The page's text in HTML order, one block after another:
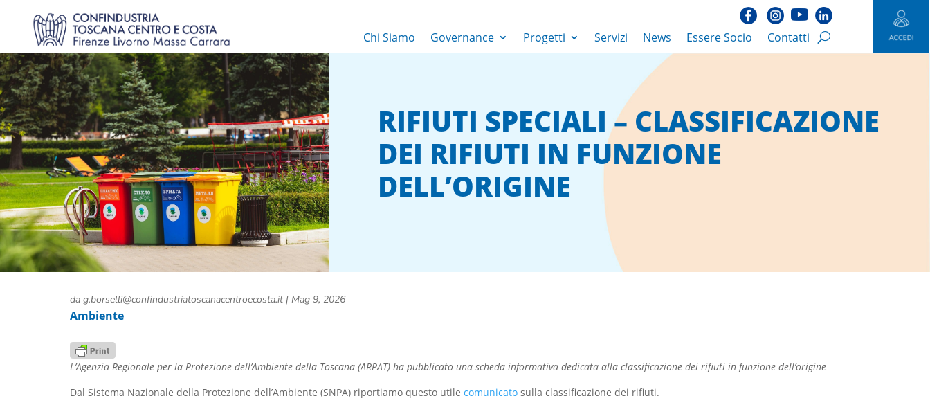
Chi Siamo Governance Progetti Servizi News Essere Socio Contatti
RIFIUTI SPECIALI – CLASSIFICAZIONE
DEI RIFIUTI IN FUNZIONE
DELL’ORIGINE
da g.borselli@confindustriatoscanacentroecosta.it| Mag 9, 2026
Ambiente
L’Agenzia Regionale per la Protezione dell’Ambiente della Toscana (ARPAT) ha pubblicato una scheda informativa dedicata alla classificazione dei rifiuti in funzione dell’origine
Dal Sistema Nazionale della Protezione dell’Ambiente (SNPA) riportiamo questo utile comunicatosulla classificazione dei rifiuti.